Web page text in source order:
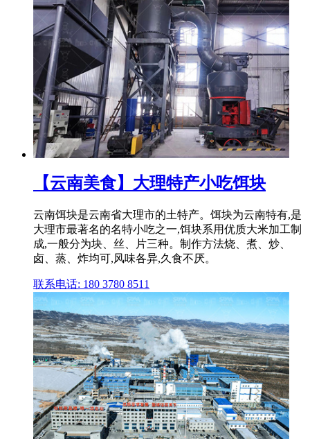
【云南美食】大理特产小吃饵块
云南饵块是云南省大理市的土特产。饵块为云南特有,是
大理市最著名的名特小吃之一,饵块系用优质大米加工制
成,一般分为块、丝、片三种。制作方法烧、煮、炒、
卤、蒸、炸均可,风味各异,久食不厌。
联系电话: 180 3780 8511